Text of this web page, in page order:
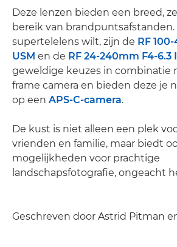
Deze lenzen bieden een breed,
bereik van brandpuntsafstanden.
supertelelens wilt, zijn de RF
USM en de RF 24-240mm F4-6.3
geweldige keuzes in combinatie
frame camera en bieden deze je
op een APS-C-camera.
De kust is niet alleen een plek
vrienden en familie, maar biedt
mogelijkheden voor prachtige
landschapsfotografie, ongeacht
Geschreven door Astrid Pitman